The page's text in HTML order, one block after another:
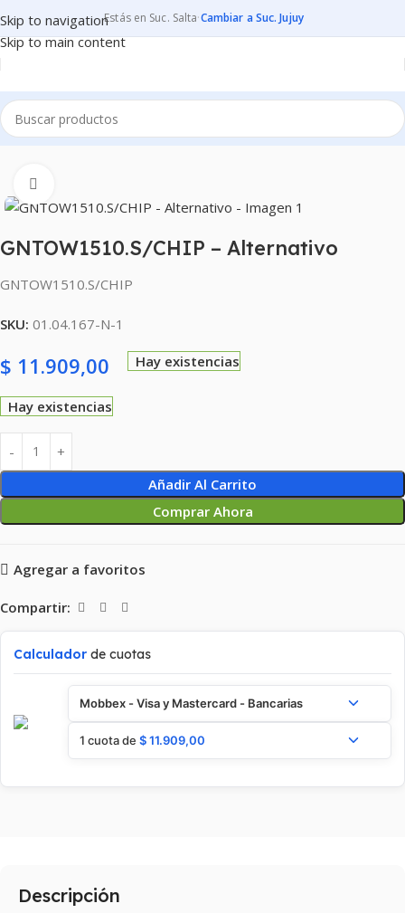
Skip to navigation
Skip to main content
Estás en Suc. Salta·Cambiar a Suc. Jujuy
Inicio CONSUMIBLES CARTUCHOS PARA IMPRESORAS
GNTOW1510.S/CHIP – Alternativo
GNTOW1510.S/CHIP
SKU: 01.04.167-N-1
$ 11.909,00 Hay existencias
Hay existencias
Añadir Al Carrito
Comprar Ahora
Agregar a favoritos
Compartir:
Calculador de cuotas
Mobbex - Visa y Mastercard - Bancarias
1 cuota de $11.909,00
Descripción